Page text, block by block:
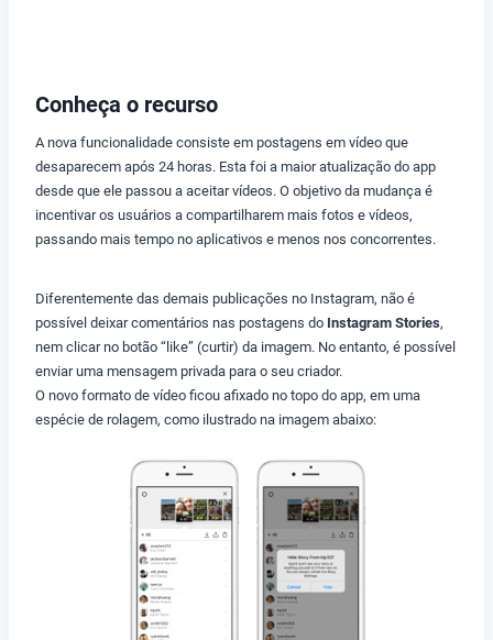
Conheça o recurso
A nova funcionalidade consiste em postagens em vídeo que
desaparecem após 24 horas. Esta foi a maior atualização do app
desde que ele passou a aceitar vídeos. O objetivo da mudança é
incentivar os usuários a compartilharem mais fotos e vídeos,
passando mais tempo no aplicativos e menos nos concorrentes.
Diferentemente das demais publicações no Instagram, não é
possível deixar comentários nas postagens do Instagram Stories,
nem clicar no botão “like” (curtir) da imagem. No entanto, é possível
enviar uma mensagem privada para o seu criador.
O novo formato de vídeo ficou afixado no topo do app, em uma
espécie de rolagem, como ilustrado na imagem abaixo: